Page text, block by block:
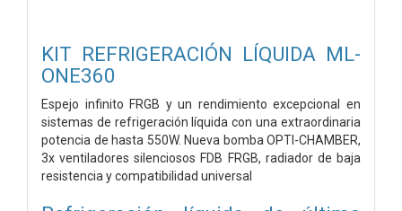
KIT REFRIGERACIÓN LÍQUIDA ML-
ONE360
Espejo infinito FRGB y un rendimiento excepcional en
sistemas de refrigeración líquida con una extraordinaria
potencia de hasta 550W. Nueva bomba OPTI-CHAMBER,
3x ventiladores silenciosos FDB FRGB, radiador de baja
resistencia y compatibilidad universal